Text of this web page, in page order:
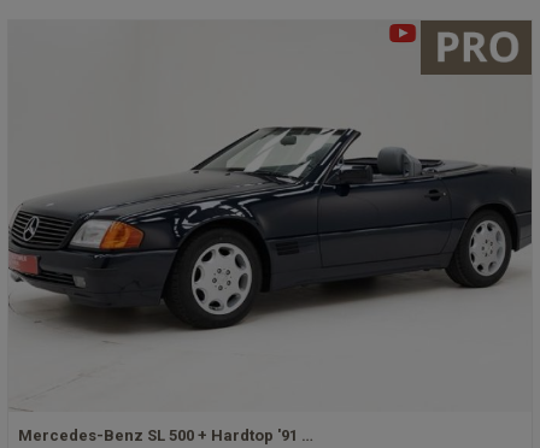
Mercedes-Benz SL 500 + Hardtop '91 …